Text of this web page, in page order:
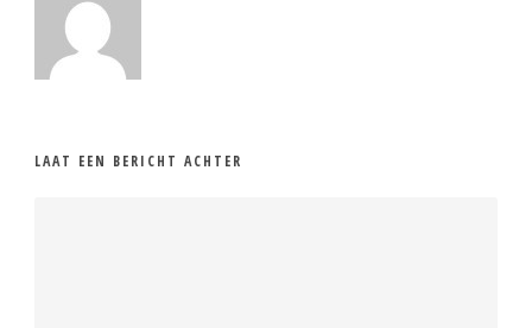
LAAT EEN BERICHT ACHTER